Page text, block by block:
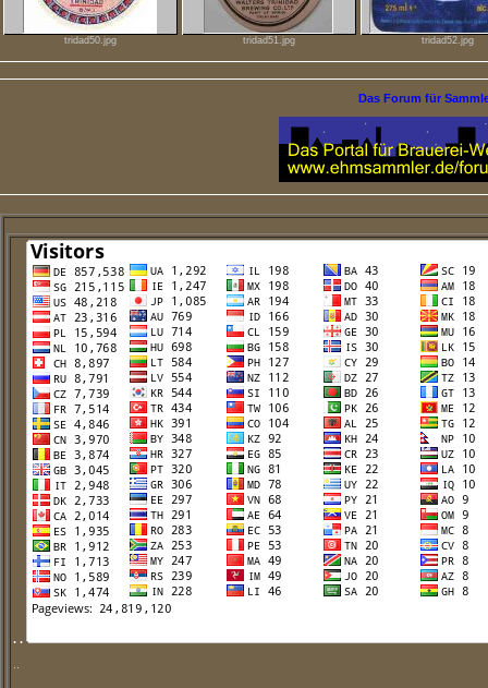
tridad50.jpg tridad51.jpg tridad52.jpg
Das Forum für
. .